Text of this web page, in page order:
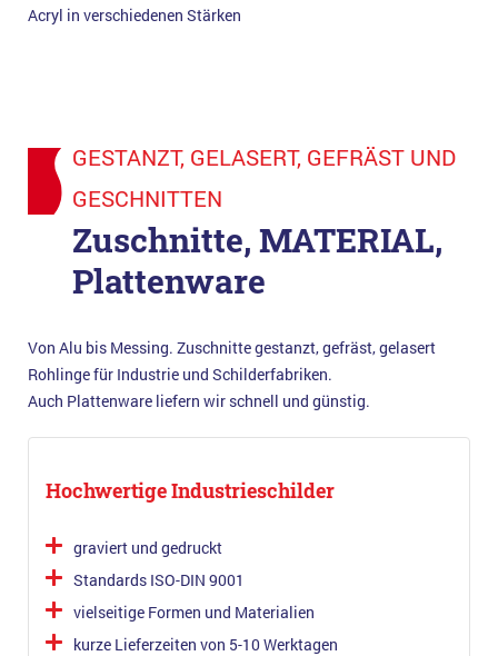
Acryl in verschiedenen Stärken
Zuschnitte, MATERIAL,
Plattenware
GESTANZT, GELASERT, GEFRÄST UND
GESCHNITTEN
Von Alu bis Messing. Zuschnitte gestanzt, gefräst, gelasert
Rohlinge für Industrie und Schilderfabriken.
Auch Plattenware liefern wir schnell und günstig.
Hochwertige Industrieschilder
graviert und gedruckt
Standards ISO-DIN 9001
vielseitige Formen und Materialien
kurze Lieferzeiten von 5-10 Werktagen